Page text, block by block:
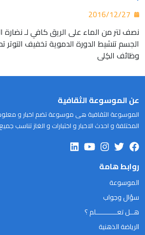
‏نصف لتر من الماء على الريق كافي لـ نضارة
الجسم تنشيط الدورة الدموية تخفيف التوتر
وظائف الكِلى
عن الموسوعة الثقافية
الموسوعة الثقافية هى موسوعة تضم اخبار و
المختلفة و احدث الاخبار و اختبارات و الغاز تناسب
روابط هامة
الموسوعة
سؤال وجواب
هــل تعـــــــــــلم ؟
الرياضة الذهنية